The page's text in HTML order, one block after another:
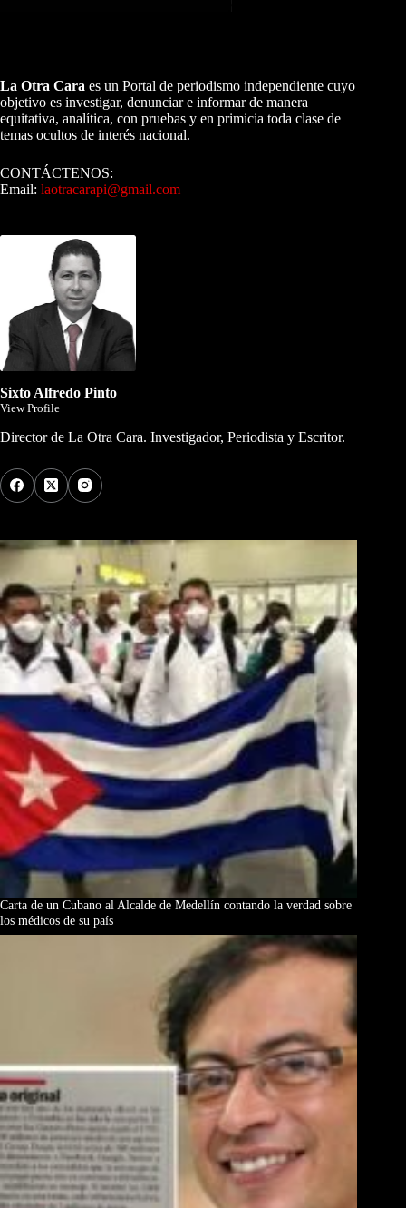
La Otra Cara es un Portal de periodismo independiente cuyo
objetivo es investigar, denunciar e informar de manera
equitativa, analítica, con pruebas y en primicia toda clase de
temas ocultos de interés nacional.
CONTÁCTENOS:
Email: laotracarapi@gmail.com
Sixto Alfredo Pinto
View Profile
Director de La Otra Cara. Investigador, Periodista y Escritor.
Carta de un Cubano al Alcalde de Medellín contando la verdad sobre
los médicos de su país